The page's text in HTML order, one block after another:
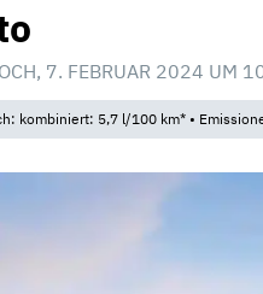
7. FEBRUAR 2024 UM
kombiniert: 5,7 l/100 km* •